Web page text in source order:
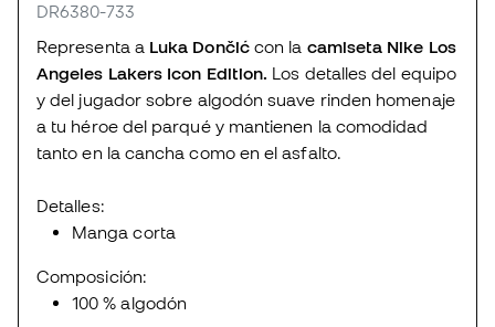
DR6380-733
Representa a Luka Dončićcon la camiseta Nike Los
Angeles Lakers Icon Edition. Los detalles del equipo
y del jugador sobre algodón suave rinden homenaje
a tu héroe del parqué y mantienen la comodidad
tanto en la cancha como en el asfalto.
Detalles:
Manga corta
Composición:
100 % algodón